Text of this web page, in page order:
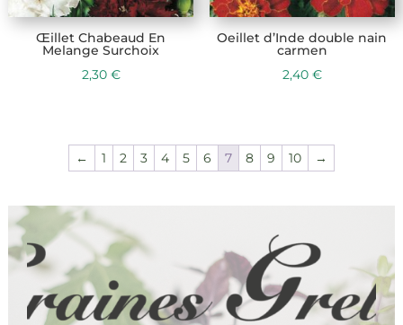
Œillet Chabeaud En
Melange Surchoix
2,30 €
Oeillet d’Inde double nain
carmen
2,40 €
← 1 2 3 4 5 6 7 8 9 10 →